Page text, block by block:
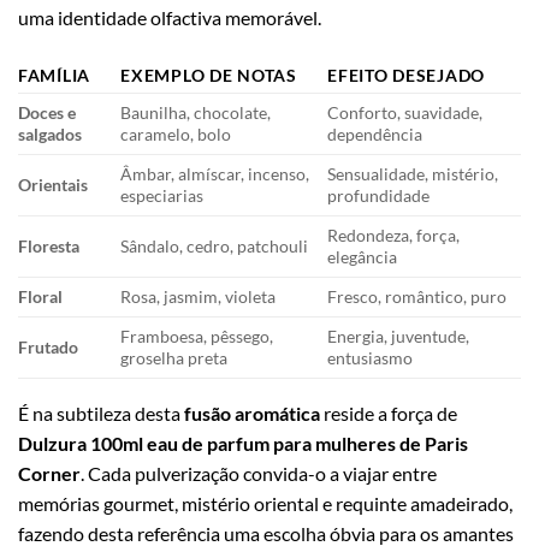
uma identidade olfactiva memorável.
FAMÍLIA EXEMPLO DE NOTAS
EFEITO DESEJADO
Doces e
salgados
Baunilha, chocolate,
caramelo, bolo
Conforto, suavidade,
dependência
Orientais
Âmbar, almíscar, incenso,
especiarias
Sensualidade, mistério,
profundidade
Floresta Sândalo, cedro, patchouli
Redondeza, força,
elegância
Floral
Rosa, jasmim, violeta Fresco, romântico, puro
Frutado
Framboesa, pêssego,
groselha preta
Energia, juventude,
entusiasmo
É na subtileza destafusão aromática reside a força de
Dulzura 100ml eau de parfum para mulheres de Paris
Corner . Cada pulverização convida-o a viajar entre
memórias gourmet, mistério oriental e requinte amadeirado,
fazendo desta referência uma escolha óbvia para os amantes